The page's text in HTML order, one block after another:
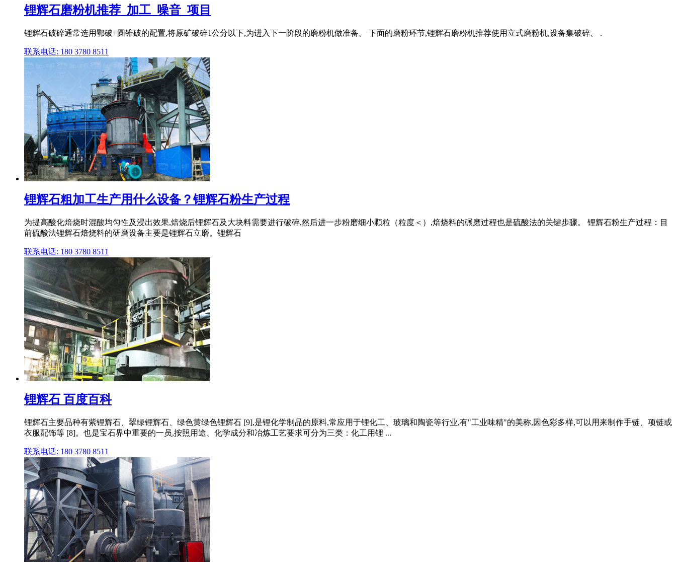
锂辉石磨粉机推荐_加工_噪音_项目
锂辉石破碎通常选用鄂破+圆锥破的配置,将原矿破碎1公分以下,为进入下一阶段的磨粉机做准备。 下面的磨粉环节,锂辉石磨粉机推荐使用立式磨粉机,设备集破碎、 .
联系电话: 180 3780 8511
锂辉石粗加工生产用什么设备？锂辉石粉生产过程
为提高酸化焙烧时混酸均匀性及浸出效果,焙烧后锂辉石及大块料需要进行破碎,然后进一步粉磨细小颗粒（粒度＜）,焙烧料的碾磨过程也是硫酸法的关键步骤。 锂辉石粉生产过程：目
前硫酸法锂辉石焙烧料的研磨设备主要是锂辉石立磨。锂辉石
联系电话: 180 3780 8511
锂辉石 百度百科
锂辉石主要品种有紫锂辉石、翠绿锂辉石、绿色黄绿色锂辉石 [9],是锂化学制品的原料,常应用于锂化工、玻璃和陶瓷等行业,有"工业味精"的美称,因色彩多样,可以用来制作手链、项链或
衣服配饰等 [8]。也是宝石界中重要的一员,按照用途、化学成分和冶炼工艺要求可分为三类：化工用锂 ...
联系电话: 180 3780 8511